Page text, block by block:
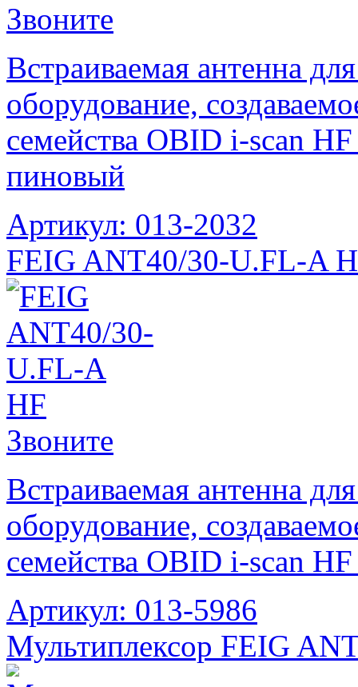
Звоните
Встраиваемая антенна
оборудование,
семейства OBID i-scan
пиновый
Артикул: 013-2032
FEIG ANT40/30-U.FL-A
Звоните
Встраиваемая антенна
оборудование,
семейства OBID i-scan
Артикул: 013-5986
Мультиплексор FEIG